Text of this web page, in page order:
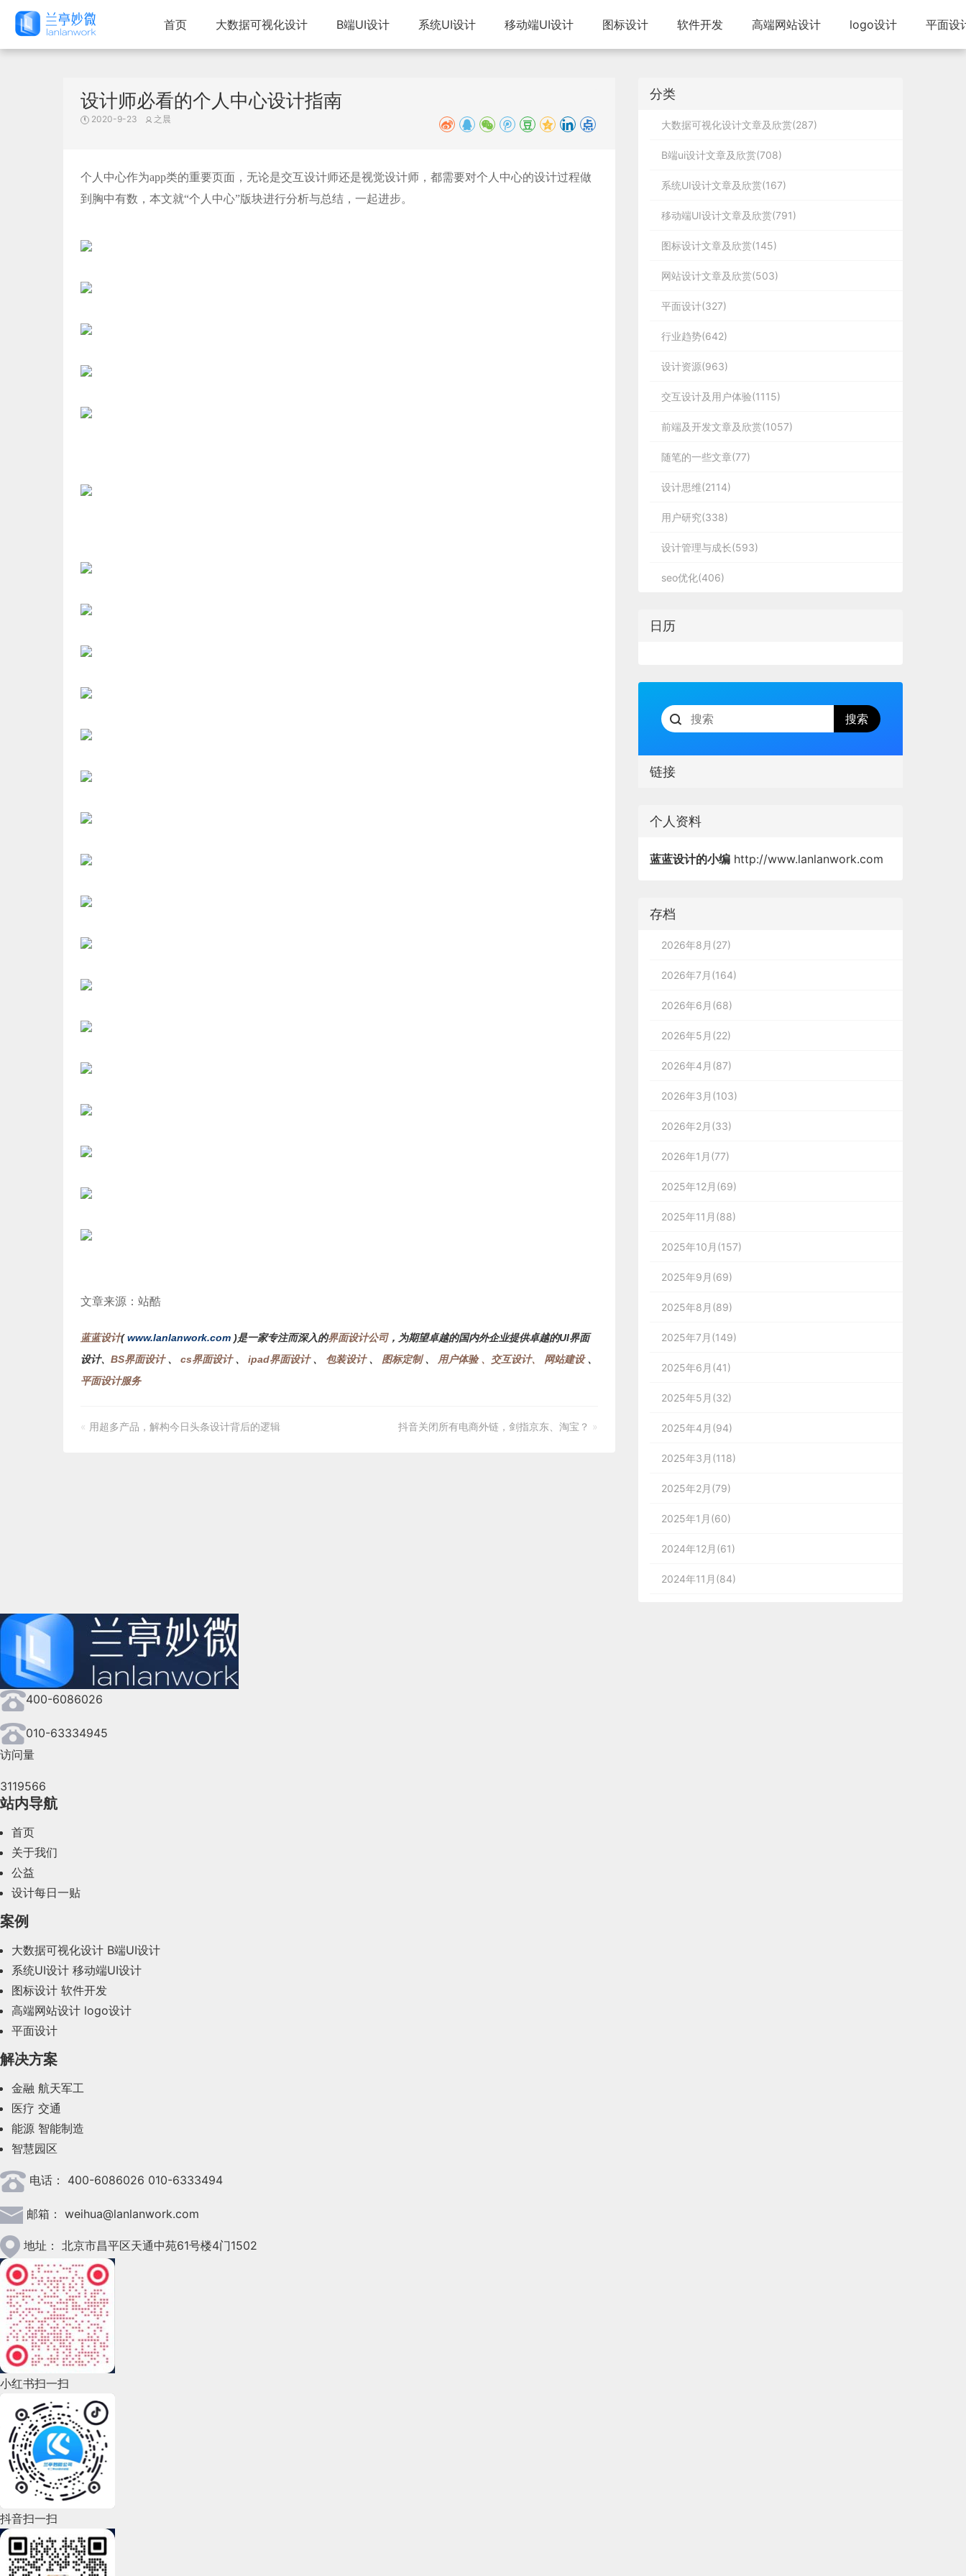
首页 大数据可视化设计 B端UI设计 系统UI设计 移动端UI设计 图标设计 软件开发 高端网站设计 logo设计 平面设
设计师必看的个人中心设计指南
2020-9-23 之晨
个人中心作为app类的重要页面，无论是交互设计师还是视觉设计师，都需要对个人中心的设计过程做
到胸中有数，本文就“个人中心”版块进行分析与总结，一起进步。
文章来源：站酷
蓝蓝设计(www.lanlanwork.com )是一家专注而深入的界面设计公司，为期望卓越的国内外企业提供卓越的UI界面
设计、 BS界面设计、 cs界面设计、 ipad界面设计 、 包装设计、 图标定制、 用户体验 、交互设计、 网站建设 、
平面设计服务
« 用超多产品，解构今日头条设计背后的逻辑 抖音关闭所有电商外链，剑指京东、淘宝？ »
分类
大数据可视化设计文章及欣赏(287)
B端ui设计文章及欣赏(708)
系统UI设计文章及欣赏(167)
移动端UI设计文章及欣赏(791)
图标设计文章及欣赏(145)
网站设计文章及欣赏(503)
平面设计(327)
行业趋势(642)
设计资源(963)
交互设计及用户体验(1115)
前端及开发文章及欣赏(1057)
随笔的一些文章(77)
设计思维(2114)
用户研究(338)
设计管理与成长(593)
seo优化(406)
日历
链接
个人资料
蓝蓝设计的小编 http://www.lanlanwork.com
存档
2026年8月(27)
2026年7月(164)
2026年6月(68)
2026年5月(22)
2026年4月(87)
2026年3月(103)
2026年2月(33)
2026年1月(77)
2025年12月(69)
2025年11月(88)
2025年10月(157)
2025年9月(69)
2025年8月(89)
2025年7月(149)
2025年6月(41)
2025年5月(32)
2025年4月(94)
2025年3月(118)
2025年2月(79)
2025年1月(60)
2024年12月(61)
2024年11月(84)
400-6086026
010-63334945
访问量
3119566
站内导航
首页
关于我们
公益
设计每日一贴
案例
大数据可视化设计 B端UI设计
系统UI设计 移动端UI设计
图标设计 软件开发
高端网站设计 logo设计
平面设计
解决方案
金融 航天军工
医疗 交通
能源 智能制造
智慧园区
电话： 400-6086026 010-6333494
邮箱： weihua@lanlanwork.com
地址： 北京市昌平区天通中苑61号楼4门1502
小红书扫一扫
抖音扫一扫